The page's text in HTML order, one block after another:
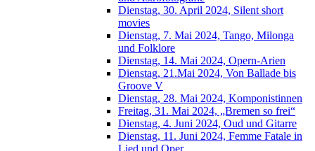
Dienstag, 30. April 2024, Silent short
movies
Dienstag, 7. Mai 2024, Tango, Milonga
und Folklore
Dienstag, 14. Mai 2024, Opern-Arien
Dienstag, 21.Mai 2024, Von Ballade bis
Groove V
Dienstag, 28. Mai 2024, Komponistinnen
Freitag, 31. Mai 2024, „Bremen so frei“
Dienstag, 4. Juni 2024, Oud und Gitarre
Dienstag, 11. Juni 2024, Femme Fatale in
Lied und Oper